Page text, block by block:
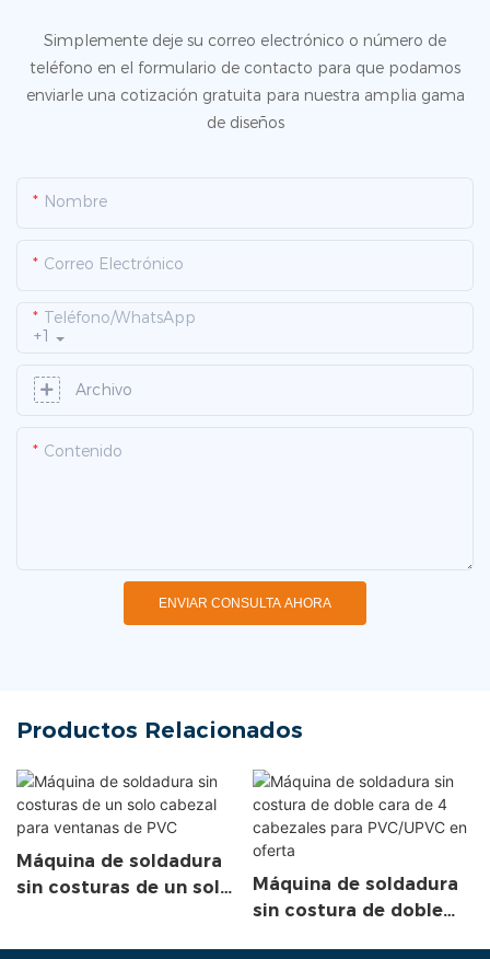
Simplemente deje su correo electrónico o número de
teléfono en el formulario de contacto para que podamos
enviarle una cotización gratuita para nuestra amplia gama
de diseños
Nombre
Correo Electrónico
+1
Teléfono/WhatsApp
Archivo
Contenido
ENVIAR CONSULTA AHORA
Productos Relacionados
Máquina de soldadura
sin costuras de un solo
Máquina de soldadura
sin costura de doble